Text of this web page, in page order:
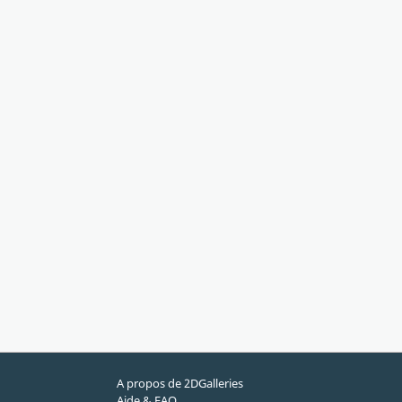
A propos de 2DGalleries